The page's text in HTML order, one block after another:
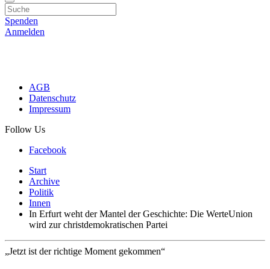
Spenden
Anmelden
AGB
Datenschutz
Impressum
Follow Us
Facebook
Start
Archive
Politik
Innen
In Erfurt weht der Mantel der Geschichte: Die WerteUnion
wird zur christdemokratischen Partei
„Jetzt ist der richtige Moment gekommen“